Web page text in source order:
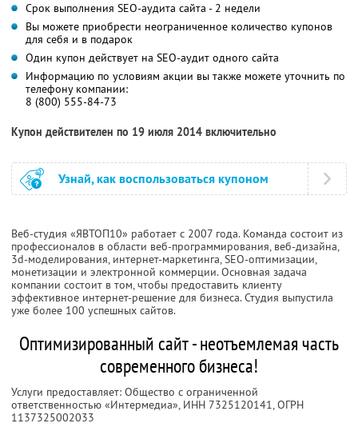
Срок выполнения SEO-аудита сайта - 2 недели
Вы можете приобрести неограниченное количество купонов
для себя и в подарок
Один купон действует на SEO-аудит одного сайта
Информацию по условиям акции вы также можете уточнить по
телефону компании:
8 (800) 555-84-73
Купон действителен по 19 июля 2014 включительно
Узнай, как воспользоваться купоном
Веб-студия «ЯВТОП10» работает с 2007 года. Команда состоит из
профессионалов в области веб-программирования, веб-дизайна,
3d-моделирования, интернет-маркетинга, SEO-оптимизации,
монетизации и электронной коммерции. Основная задача
компании состоит в том, чтобы предоставить клиенту
эффективное интернет-решение для бизнеса. Студия выпустила
уже более 100 успешных сайтов.
Оптимизированный сайт - неотъемлемая часть
современного бизнеса!
Услуги предоставляет: Общество с ограниченной
ответственностью «Интермедиа», ИНН 7325120141, ОГРН
1137325002033